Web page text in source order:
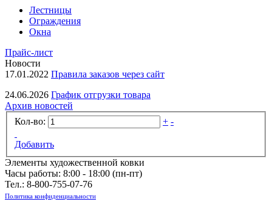
Лестницы
Ограждения
Окна
Прайс-лист
Новости
17.01.2022 Правила заказов через сайт
24.06.2026 График отгрузки товара
Архив новостей
Кол-во:
+ -
Добавить
Элементы художественной ковки
Часы работы: 8:00 - 18:00 (пн-пт)
Тел.: 8-800-755-07-76
Политика конфиденциальности